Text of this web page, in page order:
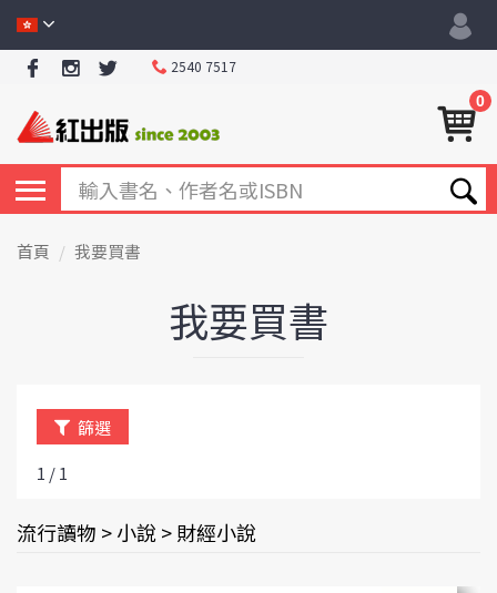
2540 7517
0
首頁 我要買書
我要買書
篩選
1 / 1
流行讀物 > 小說 > 財經小說